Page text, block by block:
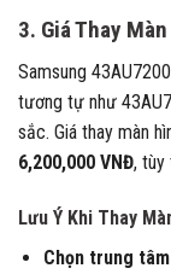
3. Giá Thay
Samsung
tương tự như
sắc. Giá thay màn
6,200,000 VNĐ, tùy
Lưu Ý Khi Thay
Chọn trung